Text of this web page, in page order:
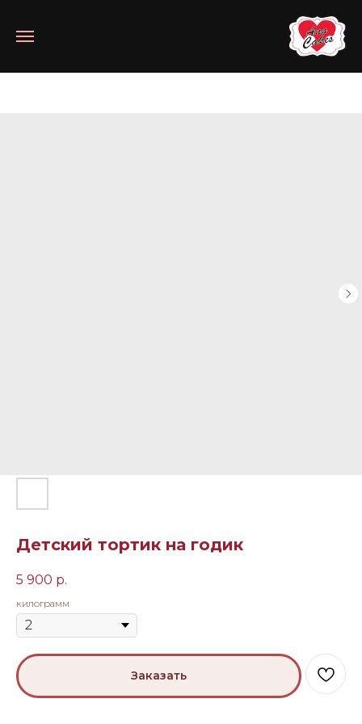
Детский тортик на годик
5 900 р.
килограмм
Заказать